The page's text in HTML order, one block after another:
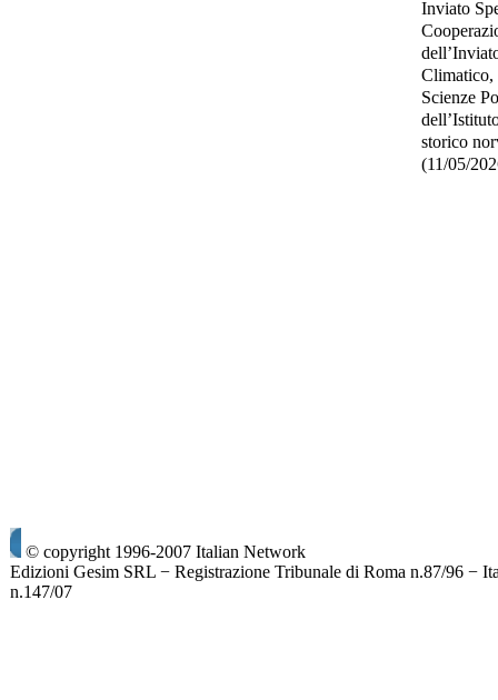
Inviato
Climatico,
Scienze
storico
(11/05/
© copyright 1996-2007 Italian Network
Edizioni Gesim SRL − Registrazione Tribunale di Roma n.87/96 −
n.147/07